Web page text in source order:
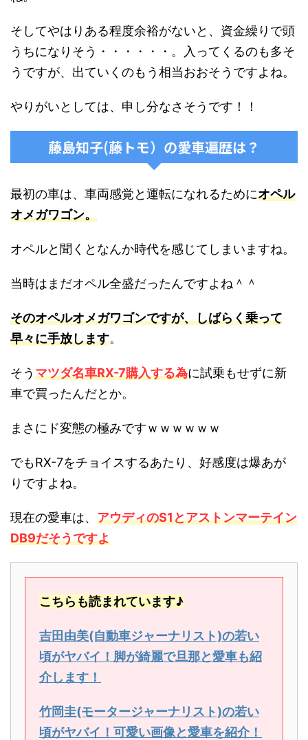
そしてやはりある程度余裕がないと、資金繰りで頭
うちになりそう・・・・・・。入ってくるのも多そ
うですが、出ていくのもう相当おおそうですよね。
やりがいとしては、申し分なさそうです！！
藤島知子(藤トモ）の愛車遍歴は？
最初の車は、車両感覚と運転になれるためにオペル
オメガワゴン。
オペルと聞くとなんか時代を感じてしまいますね。
当時はまだオペル全盛だったんですよね＾＾
そのオペルオメガワゴンですが、しばらく乗って
早々に手放します。
そうマツダ名車RX-7購入する為に試乗もせずに新
車で買ったんだとか。
まさにド変態の極みですｗｗｗｗｗｗ
でもRX-7をチョイスするあたり、好感度は爆あが
りですよね。
現在の愛車は、 アウディのS1とアストンマーテイン
DB9だそうですよ
こちらも読まれています♪
吉田由美(自動車ジャーナリスト)の若い
頃がヤバイ！脚が綺麗で旦那と愛車も紹
介します！
竹岡圭(モータージャーナリスト)の若い
頃がヤバイ！可愛い画像と愛車を紹介！